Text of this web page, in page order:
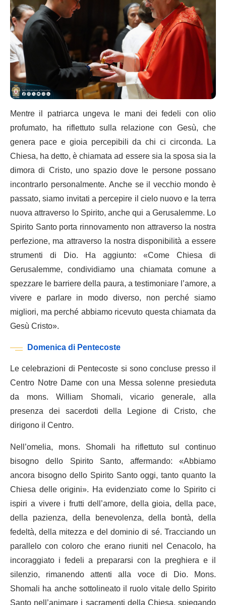
Mentre il patriarca ungeva le mani dei fedeli con olio
profumato, ha riflettuto sulla relazione con Gesù, che
genera pace e gioia percepibili da chi ci circonda. La
Chiesa, ha detto, è chiamata ad essere sia la sposa sia la
dimora di Cristo, uno spazio dove le persone possano
incontrarlo personalmente. Anche se il vecchio mondo è
passato, siamo invitati a percepire il cielo nuovo e la terra
nuova attraverso lo Spirito, anche qui a Gerusalemme. Lo
Spirito Santo porta rinnovamento non attraverso la nostra
perfezione, ma attraverso la nostra disponibilità a essere
strumenti di Dio. Ha aggiunto: «Come Chiesa di
Gerusalemme, condividiamo una chiamata comune a
spezzare le barriere della paura, a testimoniare l’amore, a
vivere e parlare in modo diverso, non perché siamo
migliori, ma perché abbiamo ricevuto questa chiamata da
Gesù Cristo».
Domenica di Pentecoste
Le celebrazioni di Pentecoste si sono concluse presso il
Centro Notre Dame con una Messa solenne presieduta
da mons. William Shomali, vicario generale, alla
presenza dei sacerdoti della Legione di Cristo, che
dirigono il Centro.
Nell’omelia, mons. Shomali ha riflettuto sul continuo
bisogno dello Spirito Santo, affermando: «Abbiamo
ancora bisogno dello Spirito Santo oggi, tanto quanto la
Chiesa delle origini». Ha evidenziato come lo Spirito ci
ispiri a vivere i frutti dell’amore, della gioia, della pace,
della pazienza, della benevolenza, della bontà, della
fedeltà, della mitezza e del dominio di sé. Tracciando un
parallelo con coloro che erano riuniti nel Cenacolo, ha
incoraggiato i fedeli a prepararsi con la preghiera e il
silenzio, rimanendo attenti alla voce di Dio. Mons.
Shomali ha anche sottolineato il ruolo vitale dello Spirito